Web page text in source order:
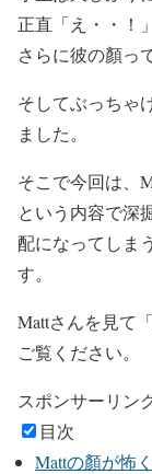
正直「え・・！
さらに彼の顏っ
そしてぶっちゃ
ました。
そこで今回は、
という内容で深
配になってしま
す。
Mattさんを見て
ご覧ください。
スポンサーリン
目次
Mattの顏が怖